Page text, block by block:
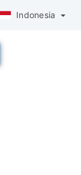
Indonesia